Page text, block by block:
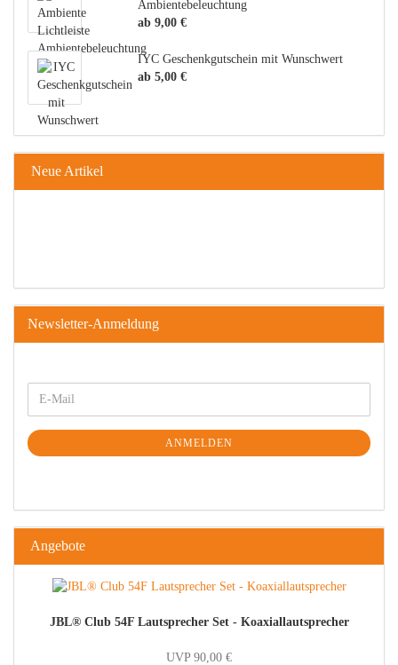
Ambientebeleuchtung
ab 9,00 €
IYC Geschenkgutschein mit Wunschwert
ab 5,00 €
Neue Artikel
Newsletter-Anmeldung
ANMELDEN
Angebote
JBL® Club 54F Lautsprecher Set - Koaxiallautsprecher
UVP 90,00 €